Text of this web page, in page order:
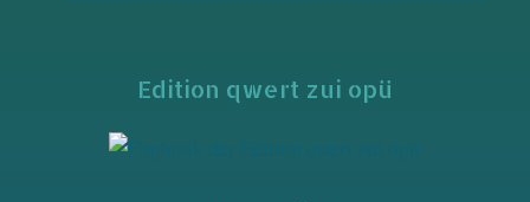
Edition qwert zui opü